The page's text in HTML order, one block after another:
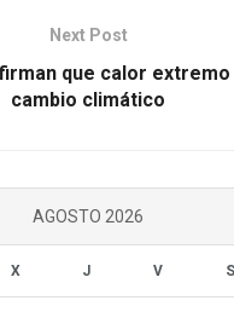
Next Post
que calor extremo
cambio climático
AGOSTO 2026
X J V S